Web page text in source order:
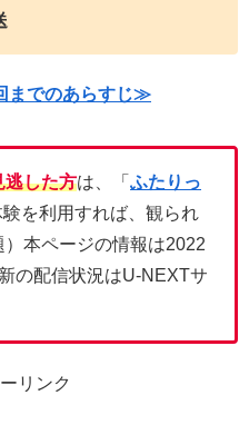
までのあらすじ≫
逃した方は、「 ふたりっ
験を利用すれば、観られ
本ページの情報は2022
の配信状況はU-NEXTサ
リンク